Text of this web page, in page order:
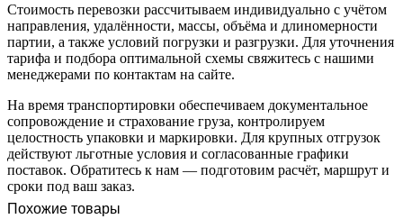
Стоимость перевозки рассчитываем индивидуально с учётом
направления, удалённости, массы, объёма и длиномерности
партии, а также условий погрузки и разгрузки. Для уточнения
тарифа и подбора оптимальной схемы свяжитесь с нашими
менеджерами по контактам на сайте.
На время транспортировки обеспечиваем документальное
сопровождение и страхование груза, контролируем
целостность упаковки и маркировки. Для крупных отгрузок
действуют льготные условия и согласованные графики
поставок. Обратитесь к нам — подготовим расчёт, маршрут и
сроки под ваш заказ.
Похожие товары